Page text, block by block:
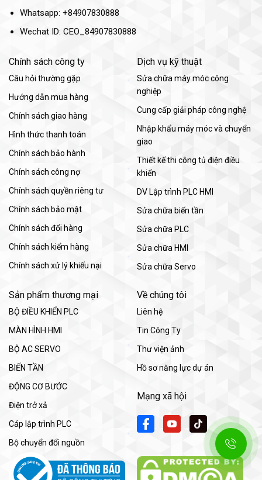
Whatsapp: +84907830888
Wechat ID: CEO_84907830888
Chính sách công ty
Câu hỏi thường gặp
Hướng dẫn mua hàng
Chính sách giao hàng
Hình thức thanh toán
Chính sách bảo hành
Chính sách công nợ
Chính sách quyền riêng tư
Chính sách bảo mật
Chính sách đổi hàng
Chính sách kiểm hàng
Chính sách xử lý khiếu nại
Dịch vụ kỹ thuật
Sửa chữa máy móc công
nghiệp
Cung cấp giải pháp công nghệ
Nhập khẩu máy móc và chuyển
giao
Thiết kế thi công tủ điện điều
khiển
DV Lập trình PLC HMI
Sửa chữa biến tần
Sửa chữa PLC
Sửa chữa HMI
Sửa chữa Servo
Sản phẩm thương mại
BỘ ĐIỀU KHIỂN PLC
MÀN HÌNH HMI
BỘ AC SERVO
BIẾN TẦN
ĐỘNG CƠ BƯỚC
Điện trở xả
Cáp lập trình PLC
Bộ chuyển đổi nguồn
Về chúng tôi
Liên hệ
Tin Công Ty
Thư viện ảnh
Hồ sơ năng lực dự án
Mạng xã hội